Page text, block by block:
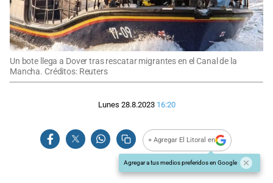
Un bote llega a Dover tras rescatar migrantes en el Canal de la
Mancha. Créditos: Reuters
Lunes 28.8.2023 16:20
+ Agregar El Litoral en
Agregar a tus medios preferidos en Google